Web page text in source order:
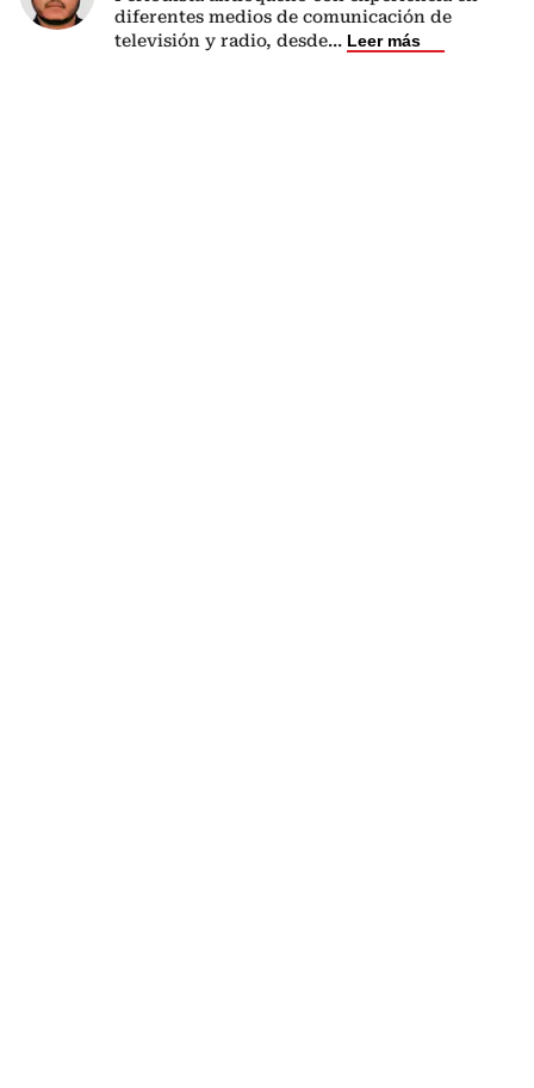
diferentes medios de comunicación de
televisión y radio, desde... Leer más